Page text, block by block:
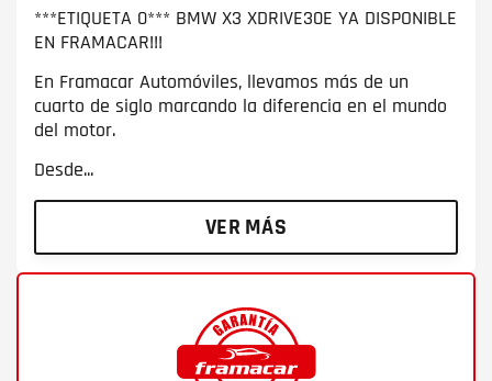
***ETIQUETA 0*** BMW X3 XDRIVE30E YA DISPONIBLE
EN FRAMACAR!!!
En Framacar Automóviles, llevamos más de un
cuarto de siglo marcando la diferencia en el mundo
del motor.
Desde...
VER MÁS